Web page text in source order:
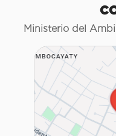
Ministerio del